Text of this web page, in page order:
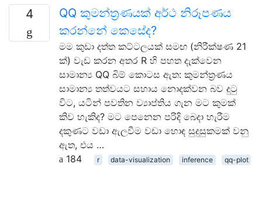
4
QQ කුමන්ත්‍රණයක් අර්ථ නිරූපණය
කරන්නේ කෙසේද?
මම කුඩා දත්ත කට්ටලයක් සමඟ (නිරීක්ෂණ 21
ක්) වැඩ කරන අතර R හි පහත දැක්වෙන
සාමාන්‍ය QQ බිම් කොටස ඇත: කුමන්ත්‍රණය
සාමාන්‍ය තත්වයට සහාය නොදක්වන බව දුටු
විට, යටින් පවතින ව්‍යාප්තිය ගැන මට කුමක්
කිව හැකිද? මට පෙනෙන පරිදි බෙදා හැරීම
දකුණට වඩා ඇලවීම වඩා හොඳ සුදුසුකමක් වනු
ඇත, එය …
184
r data-visualization inference qq-plot